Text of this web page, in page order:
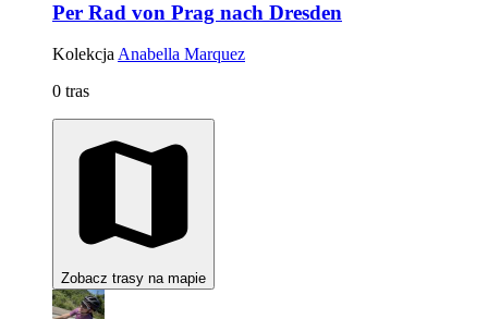
Per Rad von Prag nach Dresden
Kolekcja Anabella Marquez
0 tras
Zobacz trasy na mapie